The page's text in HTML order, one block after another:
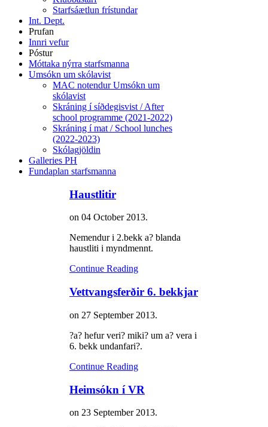
Starfsáætlun frístundar
Int. Dept.
Prufan
Innri vefur
Póstur
Móttaka nýrra starfsmanna
Umsókn um skólavist
MAC notendur Umsókn um
skólavist
Skráning í síðdegisvist / After
school programme (2021-2022)
Skráning í mat / School lunches
(2022-2023)
Skólagjöldin
Galleries PH
Fundaplan starfsmanna
Haustlitir
on 04 October 2013.
Nemendur i 2.bekk a? blanda
haustliti i myndmennt.
Continue Reading
Vettvangsferðir 6. bekkjar
on 27 September 2013.
?a? hefur veri? miki? um a? vera i
6. bekk undanfari?.
Continue Reading
Heimsókn í VR
on 23 September 2013.